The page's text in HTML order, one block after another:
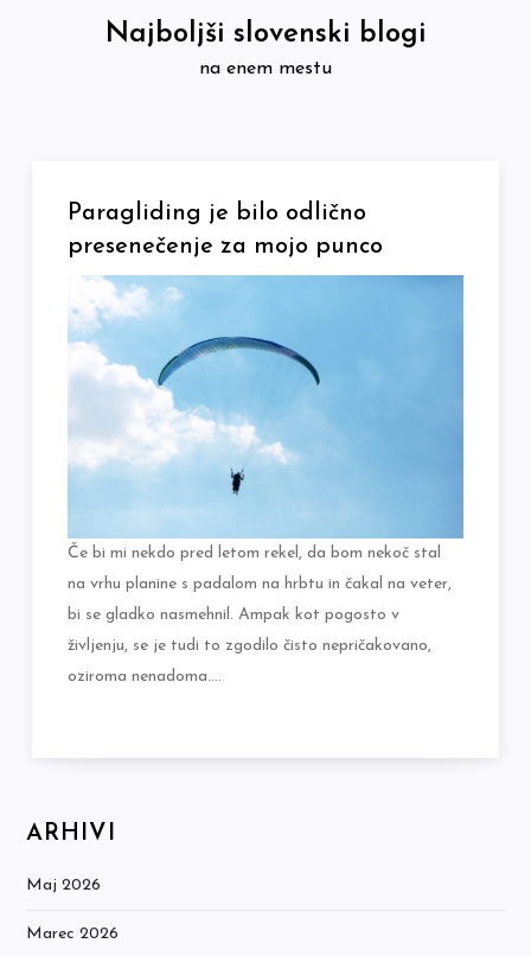
Najboljši slovenski blogi
na enem mestu
Paragliding je bilo odlično
presenečenje za mojo punco
Če bi mi nekdo pred letom rekel, da bom nekoč stal
na vrhu planine s padalom na hrbtu in čakal na veter,
bi se gladko nasmehnil. Ampak kot pogosto v
življenju, se je tudi to zgodilo čisto nepričakovano,
oziroma nenadoma.…
ARHIVI
Maj 2026
Marec 2026